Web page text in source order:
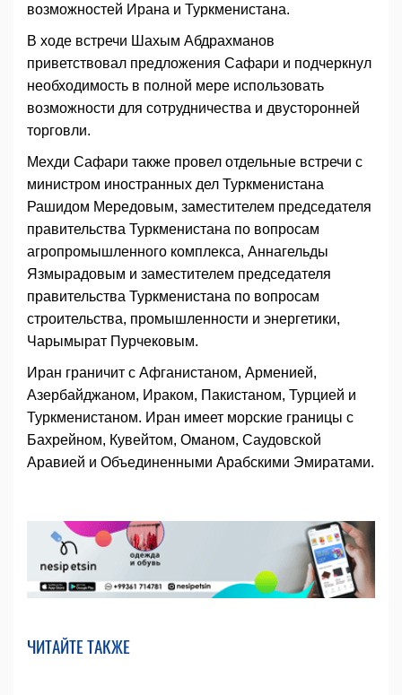
возможностей Ирана и Туркменистана.
В ходе встречи Шахым Абдрахманов
приветствовал предложения Сафари и подчеркнул
необходимость в полной мере использовать
возможности для сотрудничества и двусторонней
торговли.
Мехди Сафари также провел отдельные встречи с
министром иностранных дел Туркменистана
Рашидом Мередовым, заместителем председателя
правительства Туркменистана по вопросам
агропромышленного комплекса, Аннагельды
Язмырадовым и заместителем председателя
правительства Туркменистана по вопросам
строительства, промышленности и энергетики,
Чарымырат Пурчековым.
Иран граничит с Афганистаном, Арменией,
Азербайджаном, Ираком, Пакистаном, Турцией и
Туркменистаном. Иран имеет морские границы с
Бахрейном, Кувейтом, Оманом, Саудовской
Аравией и Объединенными Арабскими Эмиратами.
ЧИТАЙТЕ ТАКЖЕ